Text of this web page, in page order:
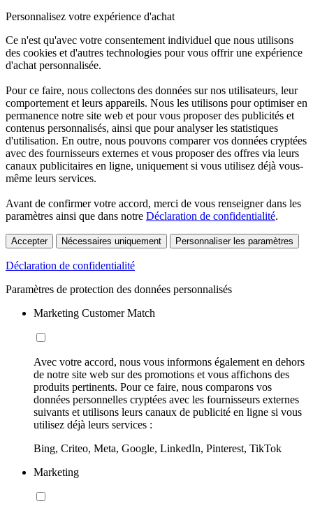
Personnalisez votre expérience d'achat
Ce n'est qu'avec votre consentement individuel que nous utilisons
des cookies et d'autres technologies pour vous offrir une expérience
d'achat personnalisée.
Pour ce faire, nous collectons des données sur nos utilisateurs, leur
comportement et leurs appareils. Nous les utilisons pour optimiser en
permanence notre site web et pour vous proposer des publicités et
contenus personnalisés, ainsi que pour analyser les statistiques
d'utilisation. En outre, nous pouvons comparer vos données cryptées
avec des fournisseurs externes et vous proposer des offres via leurs
canaux publicitaires en ligne, uniquement si vous utilisez déjà vous-
même leurs services.
Avant de confirmer votre accord, merci de vous renseigner dans les
paramètres ainsi que dans notre Déclaration de confidentialité.
Accepter Nécessaires uniquement Personnaliser les paramètres
Déclaration de confidentialité
Paramètres de protection des données personnalisés
Marketing Customer Match
Avec votre accord, nous vous informons également en dehors
de notre site web sur des promotions et vous affichons des
produits pertinents. Pour ce faire, nous comparons vos
données personnelles cryptées avec les fournisseurs externes
suivants et utilisons leurs canaux de publicité en ligne si vous
utilisez déjà leurs services :
Bing, Criteo, Meta, Google, LinkedIn, Pinterest, TikTok
Marketing